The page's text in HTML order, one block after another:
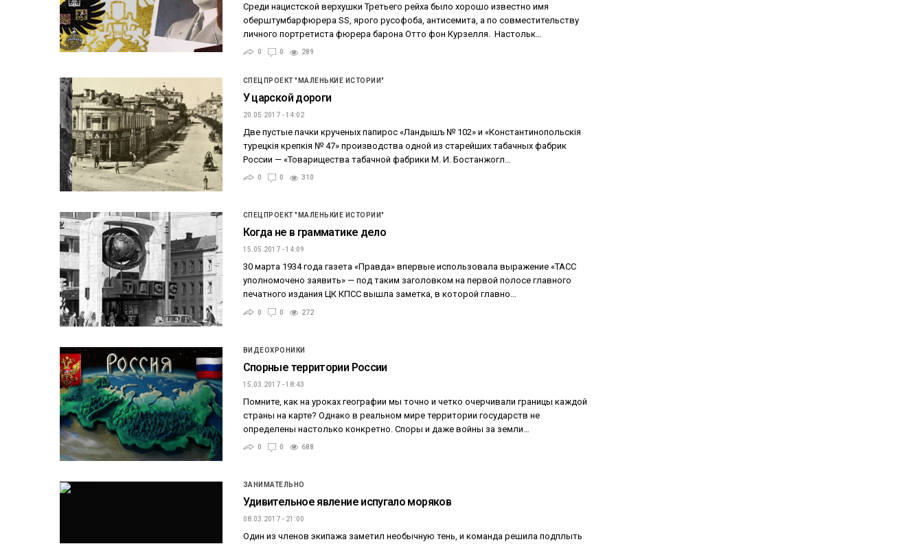
Среди нацистской верхушки Третьего рейха было хорошо известно имя
оберштумбарфюрера SS, ярого русофоба, антисемита, а по совместительству
личного портретиста фюрера барона Отто фон Курзелля. Настольк…
0 0 289
СПЕЦПРОЕКТ "МАЛЕНЬКИЕ ИСТОРИИ"
У царской дороги
20.05.2017 - 14:02
Две пустые пачки крученых папирос «Ландышъ № 102» и «Константинопольскiя
турецкiя крепкiя № 47» производства одной из старейших табачных фабрик
России — «Товарищества табачной фабрики М. И. Бостанжогл…
0 0 310
СПЕЦПРОЕКТ "МАЛЕНЬКИЕ ИСТОРИИ"
Когда не в грамматике дело
15.05.2017 - 14:09
30 марта 1934 года газета «Правда» впервые использовала выражение «ТАСС
уполномочено заявить» — под таким заголовком на первой полосе главного
печатного издания ЦК КПСС вышла заметка, в которой главно…
0 0 272
ВИДЕОХРОНИКИ
Спорные территории России
15.03.2017 - 18:43
Помните, как на уроках географии мы точно и четко очерчивали границы каждой
страны на карте? Однако в реальном мире территории государств не
определены настолько конкретно. Споры и даже войны за земли…
0 0 688
ЗАНИМАТЕЛЬНО
Удивительное явление испугало моряков
08.03.2017 - 21:00
Один из членов экипажа заметил необычную тень, и команда решила подплыть